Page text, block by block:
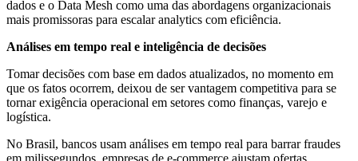
dados e o Data Mesh como uma das abordagens organizacionais
mais promissoras para escalar analytics com eficiência.
Análises em tempo real e inteligência de decisões
Tomar decisões com base em dados atualizados, no momento em
que os fatos ocorrem, deixou de ser vantagem competitiva para se
tornar exigência operacional em setores como finanças, varejo e
logística.
No Brasil, bancos usam análises em tempo real para barrar fraudes
em milissegundos, empresas de e-commerce ajustam ofertas